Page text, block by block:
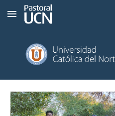
Skip to main content